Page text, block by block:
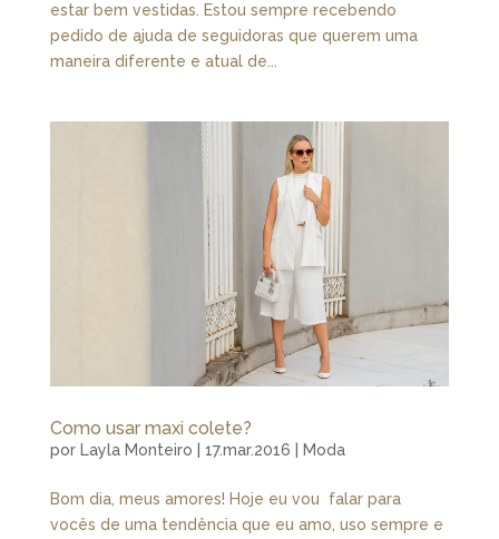
estar bem vestidas. Estou sempre recebendo
pedido de ajuda de seguidoras que querem uma
maneira diferente e atual de...
Como usar maxi colete?
por Layla Monteiro 17.mar.2016 Moda
Bom dia, meus amores! Hoje eu vou falar para
vocês de uma tendência que eu amo, uso sempre e